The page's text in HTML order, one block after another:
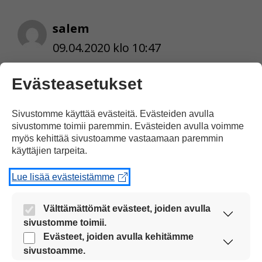
salem
09.04.2020 klo 10:47
Vastaa
inkerim
12.04.2020 klo 15:36
Evästeasetukset
Sivustomme käyttää evästeitä. Evästeiden avulla
sivustomme toimii paremmin. Evästeiden avulla voimme
myös kehittää sivustoamme vastaamaan paremmin
käyttäjien tarpeita.
Lue lisää evästeistämme
Välttämättömät evästeet, joiden avulla
sivustomme toimii.
Nämä evästeet ovat aina käytössä, jotta
sivustoamme voi käyttää sujuvasti ja turvallisesti.
Evästeet, joiden avulla kehitämme
sivustoamme.